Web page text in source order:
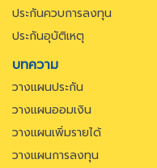
ประกันควบการลงทุน
ประกันอุบัติเหตุ
บทความ
วางแผนประกัน
วางแผนออมเงิน
วางแผนเพิ่มรายได้
วางแผนการลงทุน